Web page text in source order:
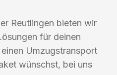
Reutlingen bieten wir
für deinen
Umzugstransport
wünschst, bei uns